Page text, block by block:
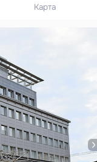
Карта
формат
поле